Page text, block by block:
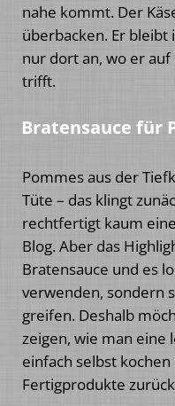
nahe kommt. Der
überbacken. Er
nur dort an, wo er
trifft.
Bratensauce für
Pommes aus der
Tüte – das klingt
rechtfertigt kaum
Blog. Aber das
Bratensauce und es
verwenden, sondern
greifen. Deshalb
zeigen, wie man eine
einfach selbst
Fertigprodukte